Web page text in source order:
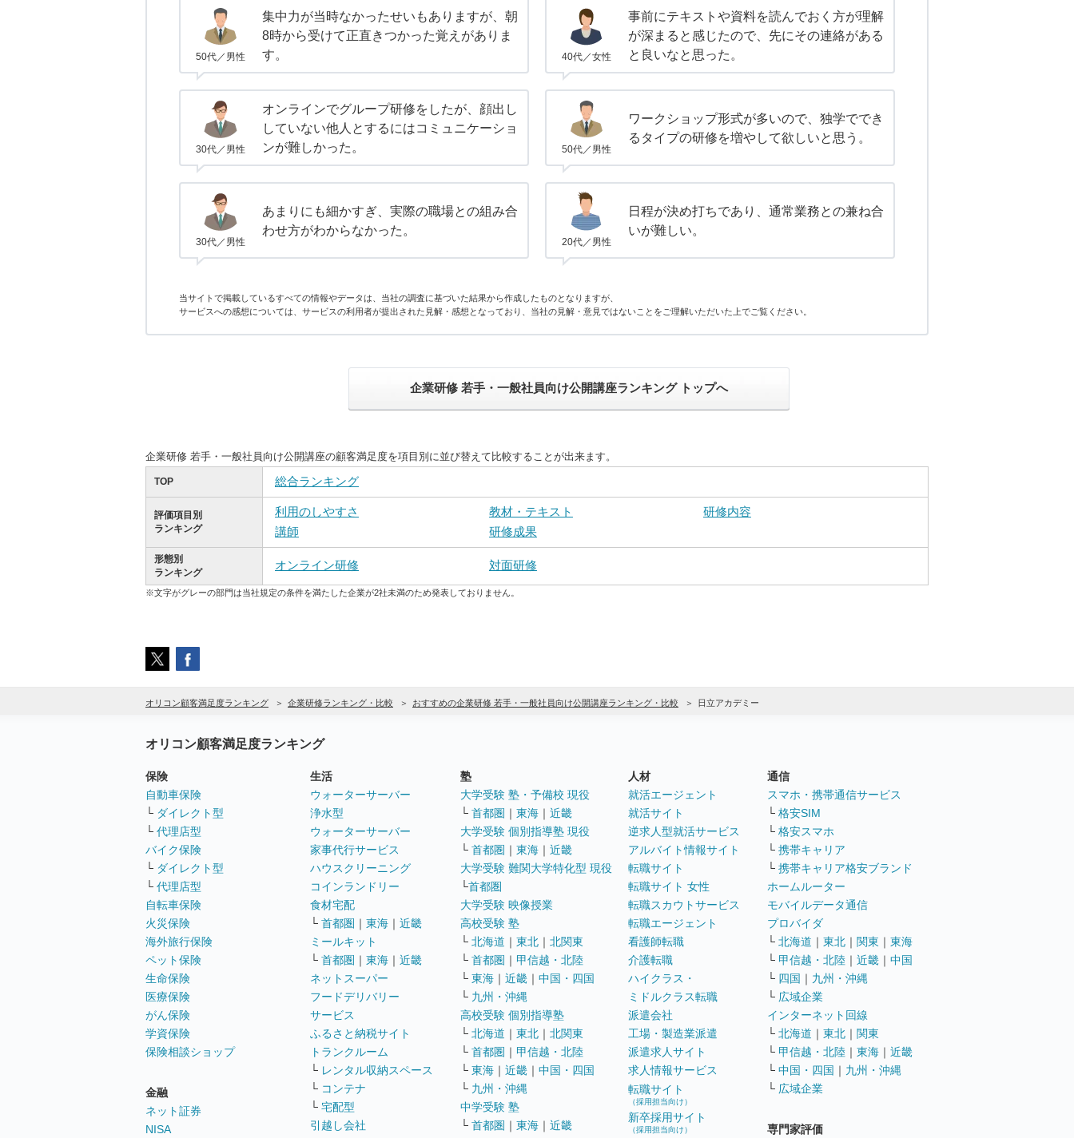
50代／男性
集中力が当時なかったせいもありますが、朝
8時から受けて正直きつかった覚えがありま
す。
40代／女性
事前にテキストや資料を読んでおく方が理解
が深まると感じたので、先にその連絡がある
と良いなと思った。
30代／男性
オンラインでグループ研修をしたが、顔出し
していない他人とするにはコミュニケーショ
ンが難しかった。
50代／男性
ワークショップ形式が多いので、独学ででき
るタイプの研修を増やして欲しいと思う。
30代／男性
あまりにも細かすぎ、実際の職場との組み合
わせ方がわからなかった。
20代／男性
日程が決め打ちであり、通常業務との兼ね合
いが難しい。
当サイトで掲載しているすべての情報やデータは、当社の調査に基づいた結果から作成したものとなりますが、
サービスへの感想については、サービスの利用者が提出された見解・感想となっており、当社の見解・意見ではないことをご理解いただいた上でご覧ください。
企業研修 若手・一般社員向け公開講座ランキング トップへ
企業研修 若手・一般社員向け公開講座の顧客満足度を項目別に並び替えて比較することが出来ます。
TOP 総合ランキング
評価項目別
ランキング
利用のしやすさ 教材・テキスト
研修内容
講師
研修成果
形態別
ランキング
オンライン研修 対面研修
※文字がグレーの部門は当社規定の条件を満たした企業が2社未満のため発表しておりません。
オリコン顧客満足度ランキング 企業研修ランキング・比較 おすすめの企業研修 若手・一般社員向け公開講座ランキング・比較 日立アカデミー
オリコン顧客満足度ランキング
保険
自動車保険
└ ダイレクト型
└ 代理店型
バイク保険
└ ダイレクト型
└ 代理店型
自転車保険
火災保険
海外旅行保険
ペット保険
生命保険
医療保険
がん保険
学資保険
保険相談ショップ
金融
ネット証券
NISA
生活
ウォーターサーバー
浄水型
ウォーターサーバー
家事代行サービス
ハウスクリーニング
コインランドリー
食材宅配
└ 首都圏 ｜ 東海 ｜ 近畿
ミールキット
└ 首都圏 ｜ 東海 ｜ 近畿
ネットスーパー
フードデリバリー
サービス
ふるさと納税サイト
トランクルーム
└ レンタル収納スペース
└ コンテナ
└ 宅配型
引越し会社
塾
大学受験 塾・予備校 現役
└ 首都圏 ｜ 東海 ｜ 近畿
大学受験 個別指導塾 現役
└ 首都圏 ｜ 東海 ｜ 近畿
大学受験 難関大学特化型 現役
└首都圏
大学受験 映像授業
高校受験 塾
└ 北海道 ｜ 東北 ｜ 北関東
└ 首都圏 ｜ 甲信越・北陸
└ 東海 ｜ 近畿 ｜ 中国・四国
└ 九州・沖縄
高校受験 個別指導塾
└ 北海道 ｜ 東北 ｜ 北関東
└ 首都圏 ｜ 甲信越・北陸
└ 東海 ｜ 近畿 ｜ 中国・四国
└ 九州・沖縄
中学受験 塾
└ 首都圏 ｜ 東海 ｜ 近畿
人材
就活エージェント
就活サイト
逆求人型就活サービス
アルバイト情報サイト
転職サイト
転職サイト 女性
転職スカウトサービス
転職エージェント
看護師転職
介護転職
ハイクラス・
ミドルクラス転職
派遣会社
工場・製造業派遣
派遣求人サイト
求人情報サービス
転職サイト
（採用担当向け）
新卒採用サイト
（採用担当向け）
通信
スマホ・携帯通信サービス
└ 格安SIM
└ 格安スマホ
└ 携帯キャリア
└ 携帯キャリア格安ブランド
ホームルーター
モバイルデータ通信
プロバイダ
└ 北海道 ｜ 東北 ｜ 関東 ｜ 東海
└ 甲信越・北陸 ｜ 近畿 ｜ 中国
└ 四国 ｜ 九州・沖縄
└ 広域企業
インターネット回線
└ 北海道 ｜ 東北 ｜ 関東
└ 甲信越・北陸 ｜ 東海 ｜ 近畿
└ 中国・四国 ｜ 九州・沖縄
└ 広域企業
専門家評価